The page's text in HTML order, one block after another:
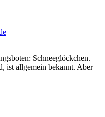
Schneeglöckchen.
ist allgemein bekannt. Aber